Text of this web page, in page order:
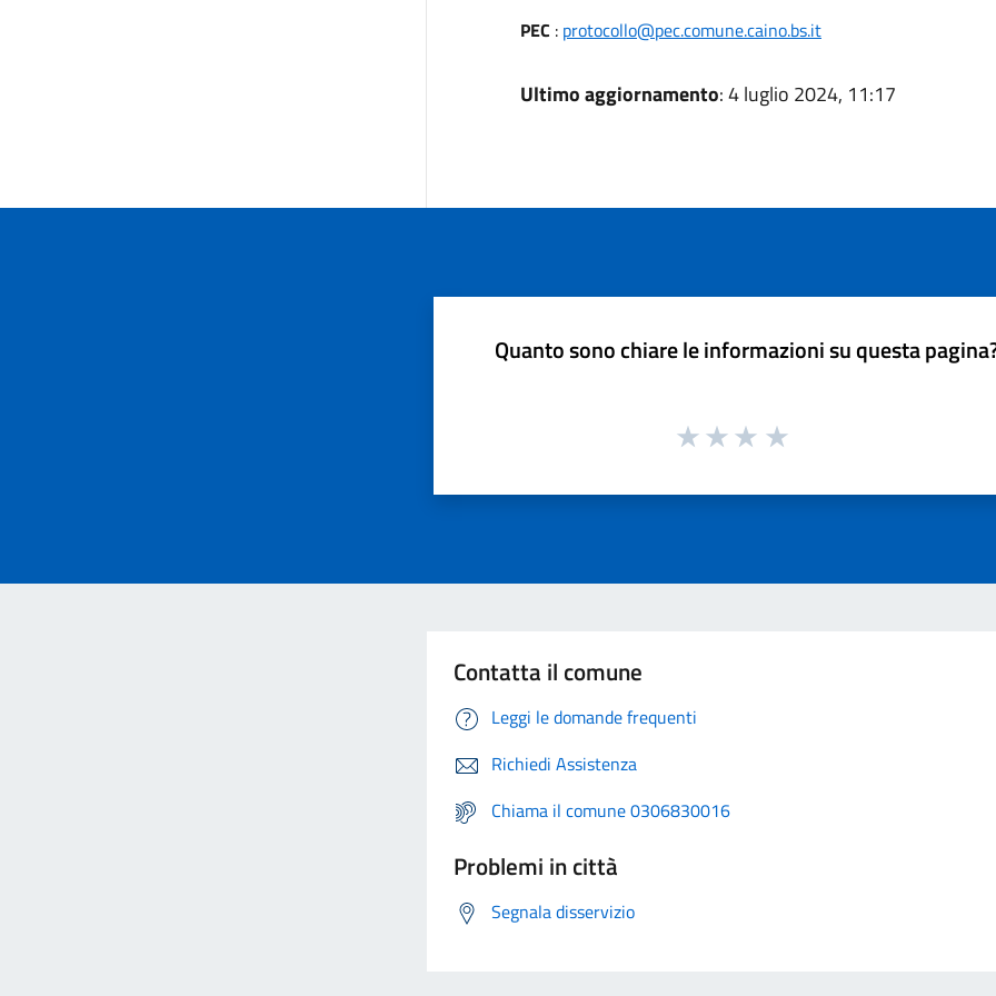
PEC : protocollo@pec.comune.caino.bs.it
Ultimo aggiornamento: 4 luglio 2024, 11:17
Quanto sono chiare le informazioni su questa
Contatta il comune
Leggi le domande frequenti
Richiedi Assistenza
Chiama il comune 0306830016
Problemi in città
Segnala disservizio